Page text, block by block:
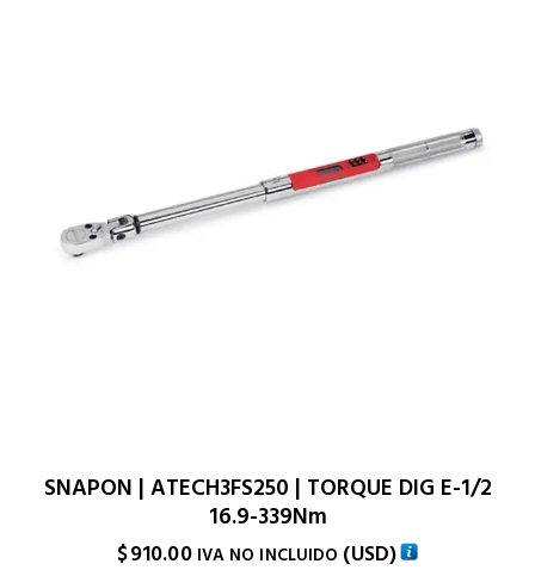
SNAPON | ATECH3FS250 | TORQUE DIG E-1/2
16.9-339Nm
$910.00 IVA NO INCLUIDO (USD)